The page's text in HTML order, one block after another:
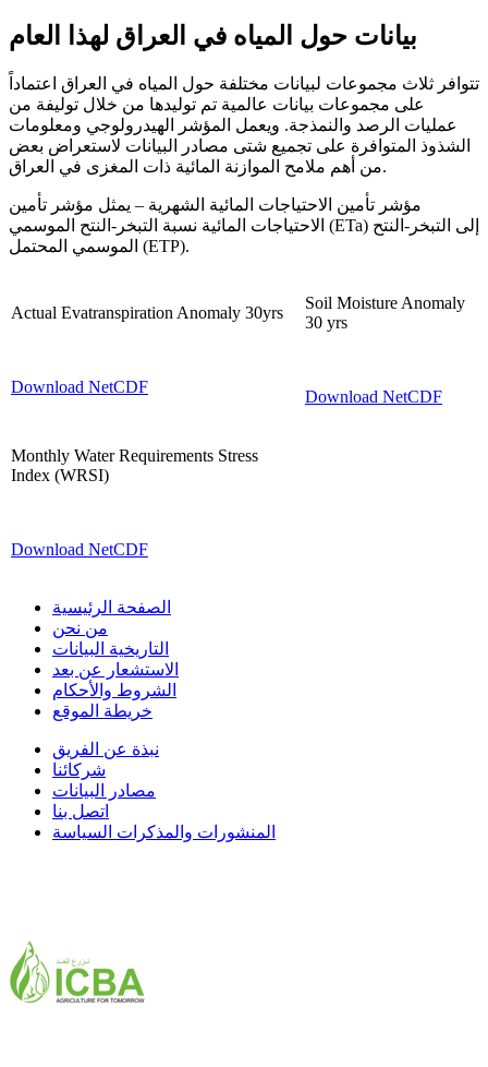
بيانات حول المياه في العراق لهذا العام
تتوافر ثلاث مجموعات لبيانات مختلفة حول المياه في العراق اعتماداً
على مجموعات بيانات عالمية تم توليدها من خلال توليفة من
عمليات الرصد والنمذجة. ويعمل المؤشر الهيدرولوجي ومعلومات
الشذوذ المتوافرة على تجميع شتى مصادر البيانات لاستعراض بعض
من أهم ملامح الموازنة المائية ذات المغزى في العراق.
مؤشر تأمين الاحتياجات المائية الشهرية – يمثل مؤشر تأمين
الاحتياجات المائية نسبة التبخر-النتح الموسمي (ETa) إلى التبخر-النتح
الموسمي المحتمل (ETP).
Actual Evatranspiration Anomaly 30yrs
Download NetCDF
Soil Moisture Anomaly
30 yrs
Download NetCDF
Monthly Water Requirements Stress
Index (WRSI)
Download NetCDF
الصفحة الرئيسية
من نحن
التاريخية البيانات
الاستشعار عن بعد
الشروط والأحكام
خريطة الموقع
نبذة عن الفريق
شركائنا
مصادر البيانات
اتصل بنا
المنشورات والمذكرات السياسة